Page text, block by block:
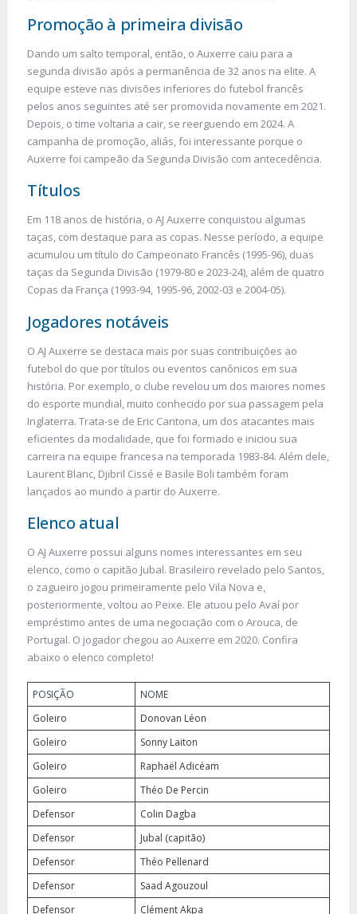
Promoção à primeira divisão
Dando um salto temporal, então, o Auxerre caiu para a
segunda divisão após a permanência de 32 anos na elite. A
equipe esteve nas divisões inferiores do futebol francês
pelos anos seguintes até ser promovida novamente em 2021.
Depois, o time voltaria a cair, se reerguendo em 2024. A
campanha de promoção, aliás, foi interessante porque o
Auxerre foi campeão da Segunda Divisão com antecedência.
Títulos
Em 118 anos de história, o AJ Auxerre conquistou algumas
taças, com destaque para as copas. Nesse período, a equipe
acumulou um título do Campeonato Francês (1995-96), duas
taças da Segunda Divisão (1979-80 e 2023-24), além de quatro
Copas da França (1993-94, 1995-96, 2002-03 e 2004-05).
Jogadores notáveis
O AJ Auxerre se destaca mais por suas contribuições ao
futebol do que por títulos ou eventos canônicos em sua
história. Por exemplo, o clube revelou um dos maiores nomes
do esporte mundial, muito conhecido por sua passagem pela
Inglaterra. Trata-se de Eric Cantona, um dos atacantes mais
eficientes da modalidade, que foi formado e iniciou sua
carreira na equipe francesa na temporada 1983-84. Além dele,
Laurent Blanc, Djibril Cissé e Basile Boli também foram
lançados ao mundo a partir do Auxerre.
Elenco atual
O AJ Auxerre possui alguns nomes interessantes em seu
elenco, como o capitão Jubal. Brasileiro revelado pelo Santos,
o zagueiro jogou primeiramente pelo Vila Nova e,
posteriormente, voltou ao Peixe. Ele atuou pelo Avaí por
empréstimo antes de uma negociação com o Arouca, de
Portugal. O jogador chegou ao Auxerre em 2020. Confira
abaixo o elenco completo!
POSIÇÃO
NOME
Goleiro
Donovan Léon
Goleiro
Sonny Laiton
Goleiro
Raphaël Adicéam
Goleiro
Théo De Percin
Defensor
Colin Dagba
Defensor
Jubal (capitão)
Defensor
Théo Pellenard
Defensor
Saad Agouzoul
Defensor
Clément Akpa